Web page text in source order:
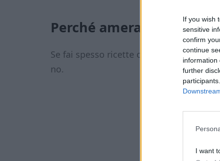
If you wish
sensitive
confirm
continue
information
further
I want
Perché amerai queste
Se fai spesso ricette chetogeniche lo
no.